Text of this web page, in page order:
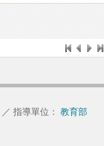
／ 指導單位： 教育部